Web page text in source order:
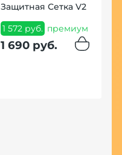
Защитная Сетка V2
1 572 руб. премиум
1 690 руб.